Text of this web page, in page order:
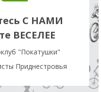
С НАМИ
ВЕСЕЛЕЕ
"Покатушки"
Приднестровья